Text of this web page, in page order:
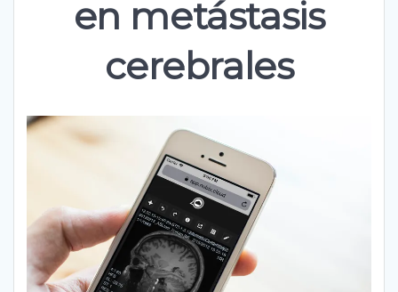
en metástasis
cerebrales